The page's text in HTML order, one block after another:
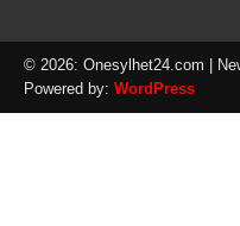
© 2026: Onesylhet24.com |
Powered by: WordPress